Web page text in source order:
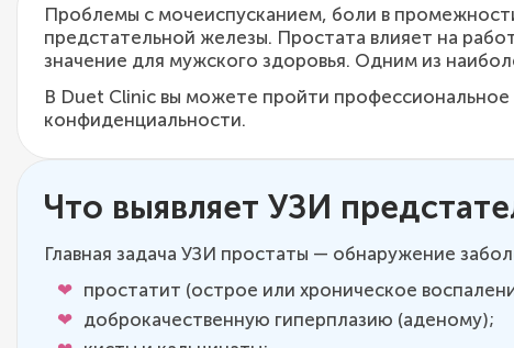
Проблемы с мочеиспусканием, боли в
предстательной железы. Простата влияет на
значение для мужского здоровья. Одним из
В Duet Clinic вы можете пройти
конфиденциальности.
Что выявляет УЗИ
Главная задача УЗИ простаты — обнаружение
простатит (острое или хроническое
доброкачественную гиперплазию (аденому);